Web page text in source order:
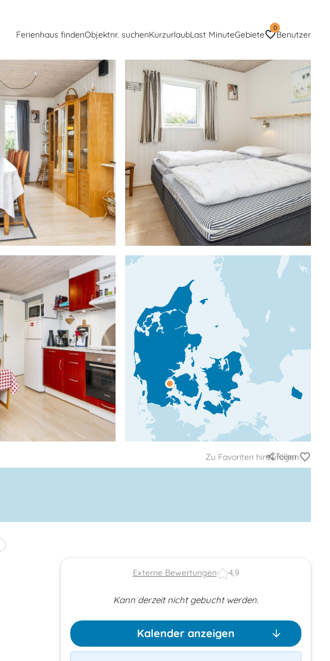
Ferienhaus findenObjektnr. suchenKurzurlaubLast MinuteGebiete
0
Benutzer
Zu Favoriten hinzufügen
Teilen
Externe Bewertungen 4,9
Kann derzeit nicht gebucht werden.
Kalender anzeigen